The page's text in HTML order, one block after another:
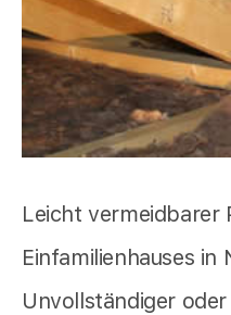
Leicht vermeidbarer
Einfamilienhauses in
Unvollständiger